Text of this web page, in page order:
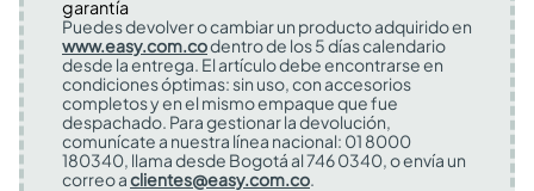
Puedes devolver o cambiar un producto adquirido en
www.easy.com.codentro de los 5 días calendario
desde la entrega. El artículo debe encontrarse en
condiciones óptimas: sin uso, con accesorios
completos y en el mismo empaque que fue
despachado. Para gestionar la devolución,
comunícate a nuestra línea nacional: 01 8000
180340, llama desde Bogotá al 746 0340, o envía un
correo aclientes@easy.com.co.